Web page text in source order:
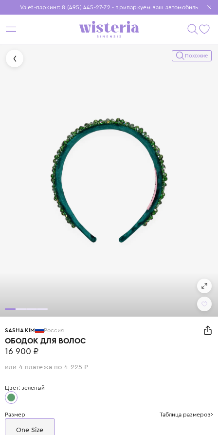
Valet-паркинг: 8 (495) 445-27-72 - припаркуем ваш автомобиль
Бесплатная доставка при заказе от 15 000 ₽
Установите приложение, чтобы покупки были еще удобнее
Похожие
SASHA KIM Россия
ОБОДОК ДЛЯ ВОЛОС
16 900 ₽
или 4 платежа по 4 225 ₽
Цвет: зеленый
Размер Таблица размеров
One Size